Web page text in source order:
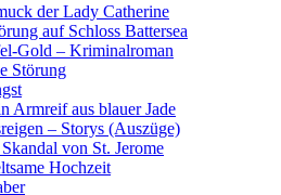
der Lady Catherine
auf Schloss Battersea
Gold – Kriminalroman
Störung
Armreif aus blauer Jade
– Storys (Auszüge)
von St. Jerome
Hochzeit